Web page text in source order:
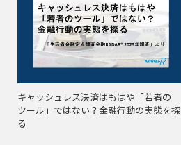
キャッシュレス決済はもはや「若者の
ツール」ではない？金融行動の実態を探
る